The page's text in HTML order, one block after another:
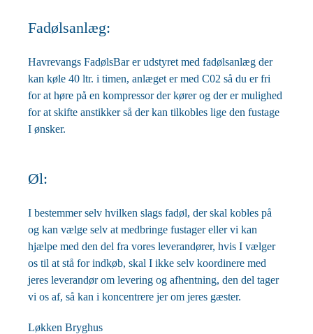
Fadølsanlæg:
Havrevangs FadølsBar er udstyret med fadølsanlæg der
kan køle 40 ltr. i timen, anlæget er med C02 så du er fri
for at høre på en kompressor der kører og der er mulighed
for at skifte anstikker så der kan tilkobles lige den fustage
I ønsker.
Øl:
I bestemmer selv hvilken slags fadøl, der skal kobles på
og kan vælge selv at medbringe fustager eller vi kan
hjælpe med den del fra vores leverandører, hvis I vælger
os til at stå for indkøb, skal I ikke selv koordinere med
jeres leverandør om levering og afhentning, den del tager
vi os af, så kan i koncentrere jer om jeres gæster.
Løkken Bryghus